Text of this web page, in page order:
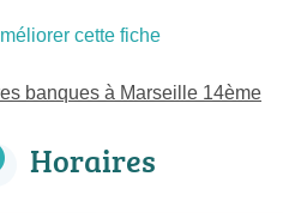
cette fiche
banques à Marseille 14ème
Horaires